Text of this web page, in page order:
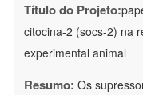
Título do Projeto:
citocina-2 (socs-2) na
experimental animal
Resumo: Os